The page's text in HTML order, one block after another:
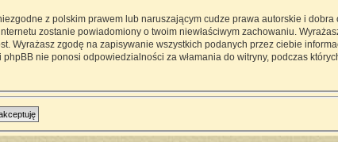
z polskim prawem lub naruszającym cudze prawa autorskie i dobra
zostanie powiadomiony o twoim niewłaściwym zachowaniu.
Wyrażasz zgodę na zapisywanie wszystkich podanych przez ciebie
nie ponosi odpowiedzialności za włamania do witryny, podczas